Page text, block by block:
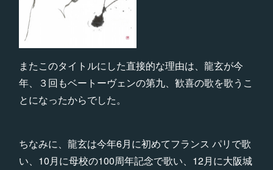
またこのタイトルにした直接的な理由は、龍玄が今
年、３回もベートーヴェンの第九、歓喜の歌を歌うこ
とになったからでした。
ちなみに、龍玄は今年6月に初めてフランス パリで歌
い、10月に母校の100周年記念で歌い、12月に大阪城